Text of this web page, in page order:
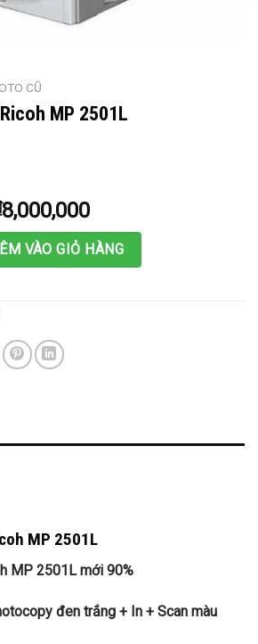
CŨ
MP 2501L
8,000,000
2501L số lượng
VÀO GIỎ HÀNG
MP 2501L
MP 2501L mới 90%
đen trắng + In + Scan màu